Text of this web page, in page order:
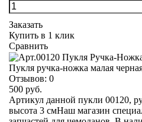
Заказать
Купить в 1 клик
Сравнить
Пукля ручка-ножка малая
Отзывов: 0
500 руб.
Артикул данной пукли 00120,
высота 3 смНаш магазин